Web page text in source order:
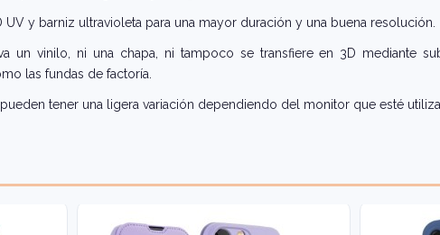
UV y barniz ultravioleta para una mayor duración y una buena resolución.
vinilo, ni una chapa, ni tampoco se transfiere en 3D mediante
las fundas de factoría.
tener una ligera variación dependiendo del monitor que esté